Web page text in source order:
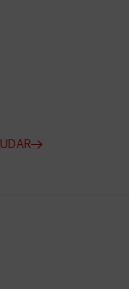
MSF